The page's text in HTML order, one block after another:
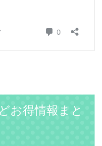
お得情報まと